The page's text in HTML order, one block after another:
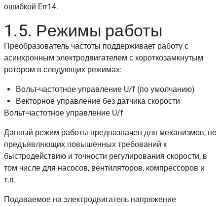
ошибкой Err14.
1.5. Режимы работы
Преобразователь частоты поддерживает работу с
асинхронным электродвигателем с короткозамкнутым
ротором в следующих режимах:
Вольт-частотное управление U/f (по умолчанию)
Векторное управление без датчика скорости
Вольт-частотное управление U/f
Данный режим работы предназначен для механизмов, не
предъявляющих повышенных требований к
быстродействию и точности регулирования скорости, в
том числе для насосов, вентиляторов, компрессоров и
т.п.
Подаваемое на электродвигатель напряжение